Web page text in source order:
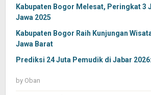
Kabupaten Bogor Melesat, Peringkat 3
Jawa 2025
Kabupaten Bogor Raih Kunjungan
Jawa Barat
Prediksi 24 Juta Pemudik di Jabar
by Oban